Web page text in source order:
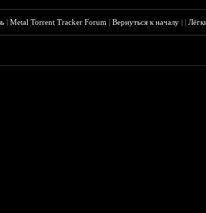
|Metal Torrent Tracker Forum |Вернуться к началу ||